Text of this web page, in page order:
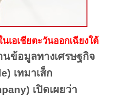
เอเชียตะวันออกเฉียงใต้
ข้อมูลทางเศรษฐกิจ
เทมาเส็ก
เปิดเผยว่า